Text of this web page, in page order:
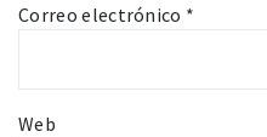
Correo electrónico *
Web